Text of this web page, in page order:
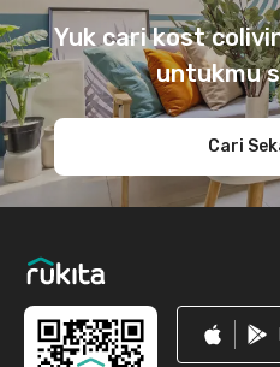
Yuk cari kost
untukmu
Cari